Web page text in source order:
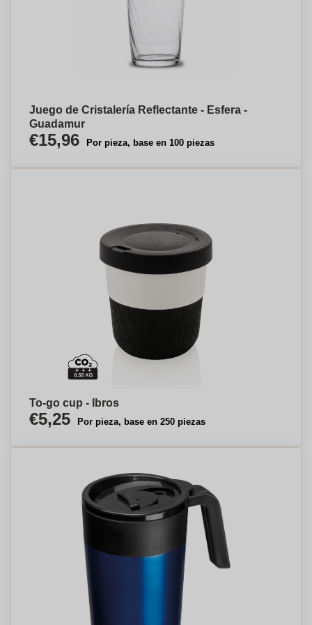
Juego de Cristalería Reflectante - Esfera -
Guadamur
€15,96 Por pieza, base en 100 piezas
To-go cup - Ibros
€5,25 Por pieza, base en 250 piezas